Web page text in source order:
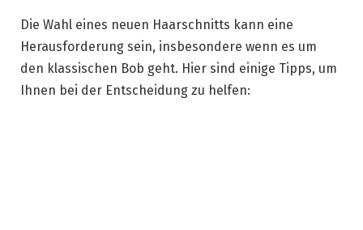
Die Wahl eines neuen Haarschnitts kann eine
Herausforderung sein, insbesondere wenn es um
den klassischen Bob geht. Hier sind einige Tipps, um
Ihnen bei der Entscheidung zu helfen: